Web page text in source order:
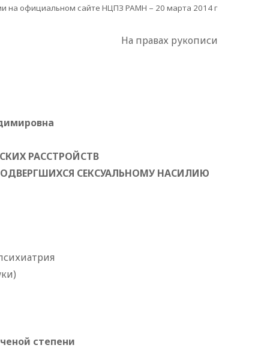
на официальном сайте НЦПЗ РАМН – 20 марта 2014 г
На правах рукописи
РАССТРОЙСТВ
СЕКСУАЛЬНОМУ НАСИЛИЮ
степени